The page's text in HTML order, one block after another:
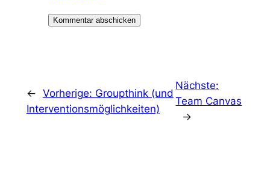
← Vorherige: Groupthink (und
Interventionsmöglichkeiten)
Nächste:
Team Canvas
→